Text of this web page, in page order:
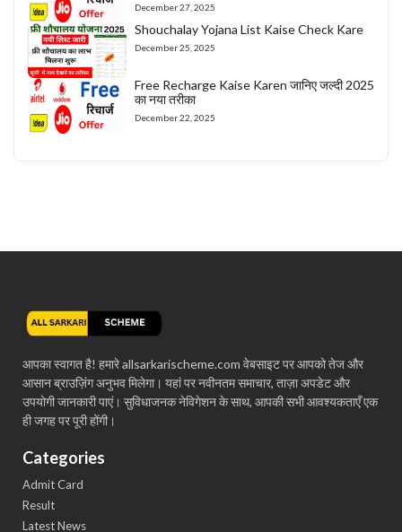
December 27, 2025
Shouchalay Yojana List Kaise Check Kare
December 25, 2025
Free Recharge Kaise Karen जानिए जल्दी 2025
का नया तरीका
December 22, 2025
आपका स्वागत है! हमारे allsarkarischeme.com वेबसाइट पर आपको तेज और
आसान ब्राउज़िंग अनुभव मिलेगा। यहां पर नवीनतम समाचार, ताज़ा अपडेट और
उपयोगी जानकारी पाएं। सुविधाजनक नेविगेशन के साथ, आपकी सभी आवश्यकताएँ एक
ही जगह पर पूरी होंगी।
Categories
Admit Card
Result
Latest News